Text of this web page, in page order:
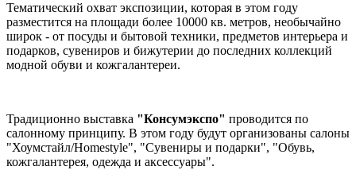
Тематический охват экспозиции, которая в этом году
разместится на площади более 10000 кв. метров, необычайно
широк - от посуды и бытовой техники, предметов интерьера и
подарков, сувениров и бижутерии до последних коллекций
модной обуви и кожгалантереи.
Традиционно выставка "Консумэкспо" проводится по
салонному принципу. В этом году будут организованы салоны
"Хоумстайл/Homestyle", "Сувениры и подарки", "Обувь,
кожгалантерея, одежда и аксессуары".